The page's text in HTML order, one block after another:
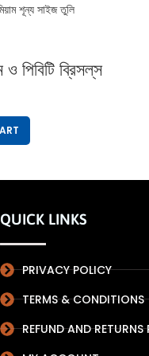
পিবিটি ব্রিসল্‌স
সাইজ তুলি
QUICK LINKS
PRIVACY POLICY
TERMS & CONDITIONS
REFUND AND RETURNS